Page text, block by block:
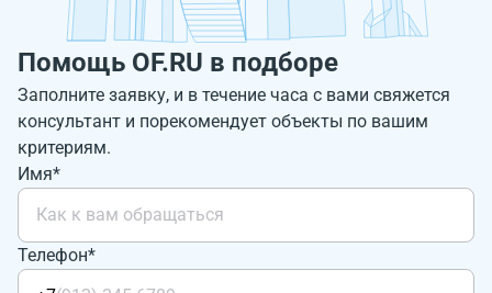
Помощь OF.RU в подборе
Заполните заявку, и в течение часа с вами свяжется
консультант и порекомендует объекты по вашим
критериям.
Имя*
Телефон*